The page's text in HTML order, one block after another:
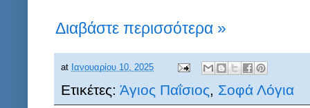
Διαβάστε περισσότερα »
at Ιανουαρίου 10, 2025
Ετικέτες: Άγιος Παΐσιος Σοφά Λόγια